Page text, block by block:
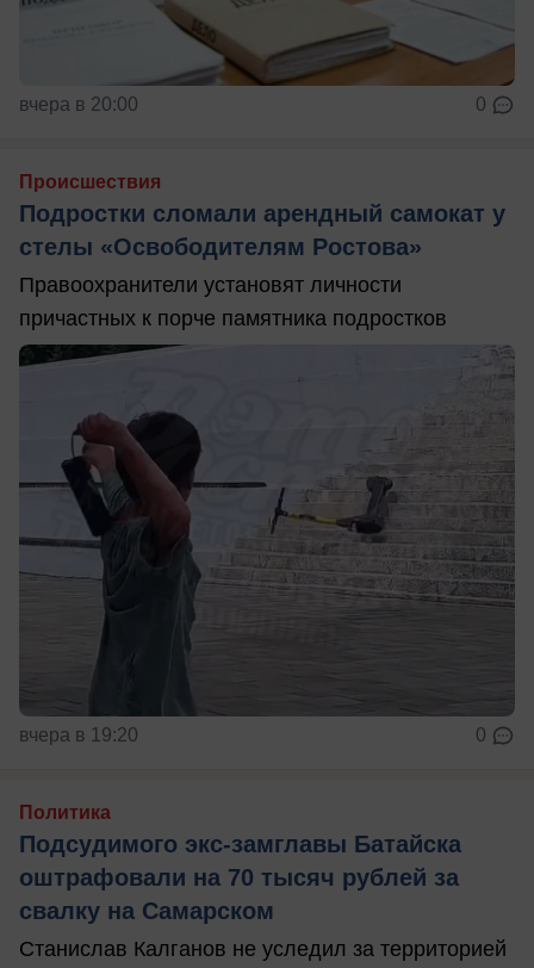
вчера в 20:00 0
Происшествия
Подростки сломали арендный самокат у
стелы «Освободителям Ростова»
Правоохранители установят личности
причастных к порче памятника подростков
вчера в 19:20 0
Политика
Подсудимого экс-замглавы Батайска
оштрафовали на 70 тысяч рублей за
свалку на Самарском
Станислав Калганов не уследил за территорией